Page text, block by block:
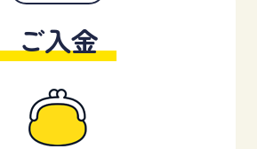
ご入金